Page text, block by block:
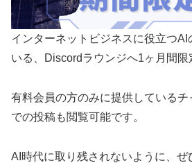
インターネットビジネスに役立つAI
いる、Discordラウンジへ1ヶ月間限
有料会員の方のみに提供しているチ
での投稿も閲覧可能です。
AI時代に取り残されないように、